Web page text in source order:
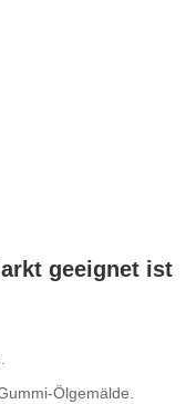
geeignet ist
Ölgemälde.